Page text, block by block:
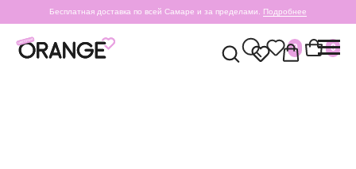
0 0
Бесплатная доставка по всей Самаре и за пределами. Подробнее